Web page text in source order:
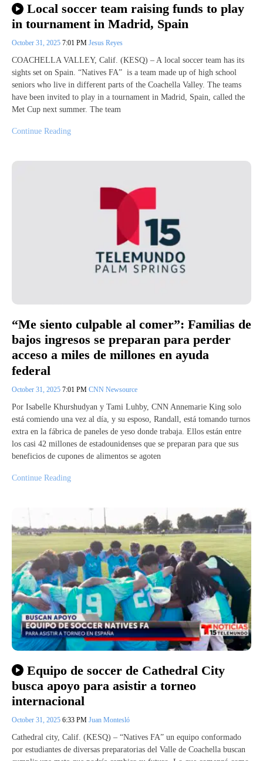
Local soccer team raising funds to play
in tournament in Madrid, Spain
October 31, 2025 7:01 PM Jesus Reyes
COACHELLA VALLEY, Calif. (KESQ) – A local soccer team has its
sights set on Spain. “Natives FA” is a team made up of high school
seniors who live in different parts of the Coachella Valley. The teams
have been invited to play in a tournament in Madrid, Spain, called the
Met Cup next summer. The team
Continue Reading
“Me siento culpable al comer”: Familias de
bajos ingresos se preparan para perder
acceso a miles de millones en ayuda
federal
October 31, 2025 7:01 PM CNN Newsource
Por Isabelle Khurshudyan y Tami Luhby, CNN Annemarie King solo
está comiendo una vez al día, y su esposo, Randall, está tomando turnos
extra en la fábrica de paneles de yeso donde trabaja. Ellos están entre
los casi 42 millones de estadounidenses que se preparan para que sus
beneficios de cupones de alimentos se agoten
Continue Reading
Equipo de soccer de Cathedral City
busca apoyo para asistir a torneo
internacional
October 31, 2025 6:33 PM Juan Montesló
Cathedral city, Calif. (KESQ) – “Natives FA” un equipo conformado
por estudiantes de diversas preparatorias del Valle de Coachella buscan